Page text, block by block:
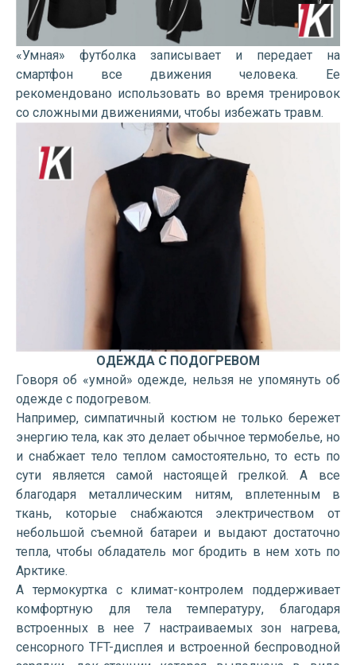
«Умная» футболка записывает и передает на
смартфон все движения человека. Ее
рекомендовано использовать во время тренировок
со сложными движениями, чтобы избежать травм.
ОДЕЖДА С ПОДОГРЕВОМ
Говоря об «умной» одежде, нельзя не упомянуть об
одежде с подогревом.
Например, симпатичный костюм не только бережет
энергию тела, как это делает обычное термобелье, но
и снабжает тело теплом самостоятельно, то есть по
сути является самой настоящей грелкой. А все
благодаря металлическим нитям, вплетенным в
ткань, которые снабжаются электричеством от
небольшой съемной батареи и выдают достаточно
тепла, чтобы обладатель мог бродить в нем хоть по
Арктике.
А термокуртка с климат-контролем поддерживает
комфортную для тела температуру, благодаря
встроенных в нее 7 настраиваемых зон нагрева,
сенсорного TFT-дисплея и встроенной беспроводной